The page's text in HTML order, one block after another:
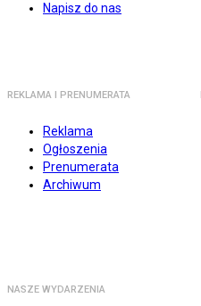
Napisz do nas
REKLAMA I PRENUMERATA
Reklama
Ogłoszenia
Prenumerata
Archiwum
NASZE WYDARZENIA